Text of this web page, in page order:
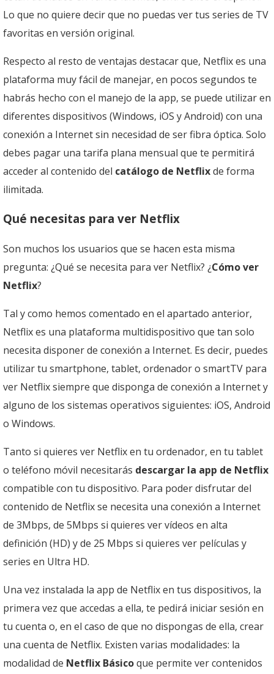
Lo que no quiere decir que no puedas ver tus series de TV
favoritas en versión original.
Respecto al resto de ventajas destacar que, Netflix es una
plataforma muy fácil de manejar, en pocos segundos te
habrás hecho con el manejo de la app, se puede utilizar en
diferentes dispositivos (Windows, iOS y Android) con una
conexión a Internet sin necesidad de ser fibra óptica. Solo
debes pagar una tarifa plana mensual que te permitirá
acceder al contenido del catálogo de Netflixde forma
ilimitada.
Qué necesitas para ver Netflix
Son muchos los usuarios que se hacen esta misma
pregunta: ¿Qué se necesita para ver Netflix? ¿Cómo ver
Netflix?
Tal y como hemos comentado en el apartado anterior,
Netflix es una plataforma multidispositivo que tan solo
necesita disponer de conexión a Internet. Es decir, puedes
utilizar tu smartphone, tablet, ordenador o smartTV para
ver Netflix siempre que disponga de conexión a Internet y
alguno de los sistemas operativos siguientes: iOS, Android
o Windows.
Tanto si quieres ver Netflix en tu ordenador, en tu tablet
o teléfono móvil necesitarás descargar la app de Netflix
compatible con tu dispositivo. Para poder disfrutar del
contenido de Netflix se necesita una conexión a Internet
de 3Mbps, de 5Mbps si quieres ver vídeos en alta
definición (HD) y de 25 Mbps si quieres ver películas y
series en Ultra HD.
Una vez instalada la app de Netflix en tus dispositivos, la
primera vez que accedas a ella, te pedirá iniciar sesión en
tu cuenta o, en el caso de que no dispongas de ella, crear
una cuenta de Netflix. Existen varias modalidades: la
modalidad de Netflix Básicoque permite ver contenidos